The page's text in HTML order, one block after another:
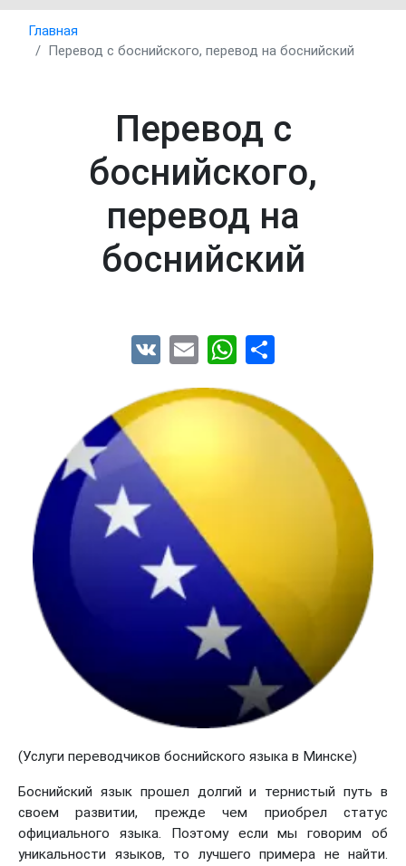
Главная
Перевод с боснийского, перевод на боснийский
Перевод с
боснийского,
перевод на
боснийский
VK Email WhatsApp
(Услуги переводчиков боснийского языка в Минске)
Боснийский язык прошел долгий и тернистый путь в
своем развитии, прежде чем приобрел статус
официального языка. Поэтому если мы говорим об
уникальности языков, то лучшего примера не найти.